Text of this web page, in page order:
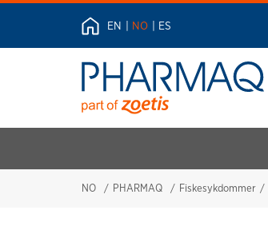
EN NO ES
NO PHARMAQ Fiskesykdommer